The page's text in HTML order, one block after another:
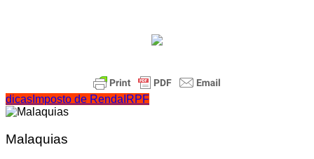
dicas Imposto de Renda IRPF
Malaquias